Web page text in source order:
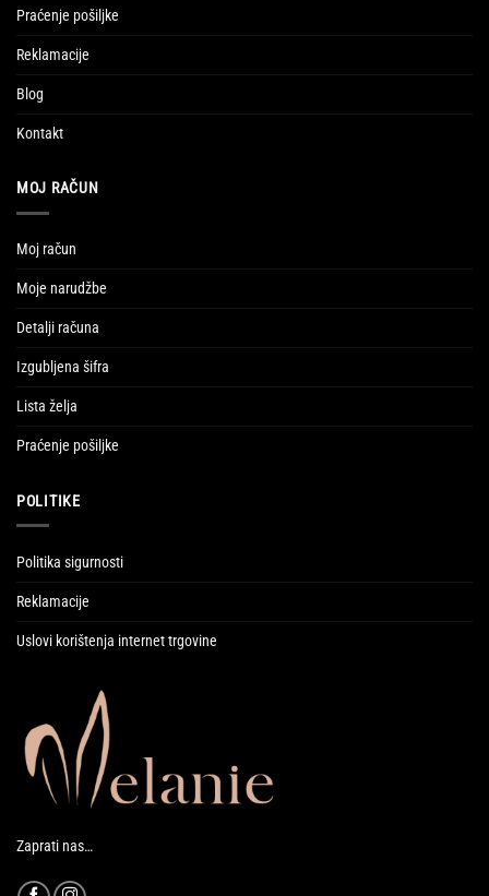
Praćenje pošiljke
Reklamacije
Blog
Kontakt
MOJ RAČUN
Moj račun
Moje narudžbe
Detalji računa
Izgubljena šifra
Lista želja
Praćenje pošiljke
POLITIKE
Politika sigurnosti
Reklamacije
Uslovi korištenja internet trgovine
Zaprati nas…